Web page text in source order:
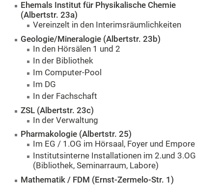
Ehemals Institut für Physikalische Chemie
(Albertstr. 23a)
Vereinzelt in den Interimsräumlichkeiten
Geologie/Mineralogie (Albertstr. 23b)
In den Hörsälen 1 und 2
In der Bibliothek
Im Computer-Pool
Im DG
In der Fachschaft
ZSL (Albertstr. 23c)
In der Verwaltung
Pharmakologie (Albertstr. 25)
Im EG / 1.OG im Hörsaal, Foyer und Empore
Institutsinterne Installationen im 2.und 3.OG
(Bibliothek, Seminarraum, Labore)
Mathematik / FDM (Ernst-Zermelo-Str. 1)